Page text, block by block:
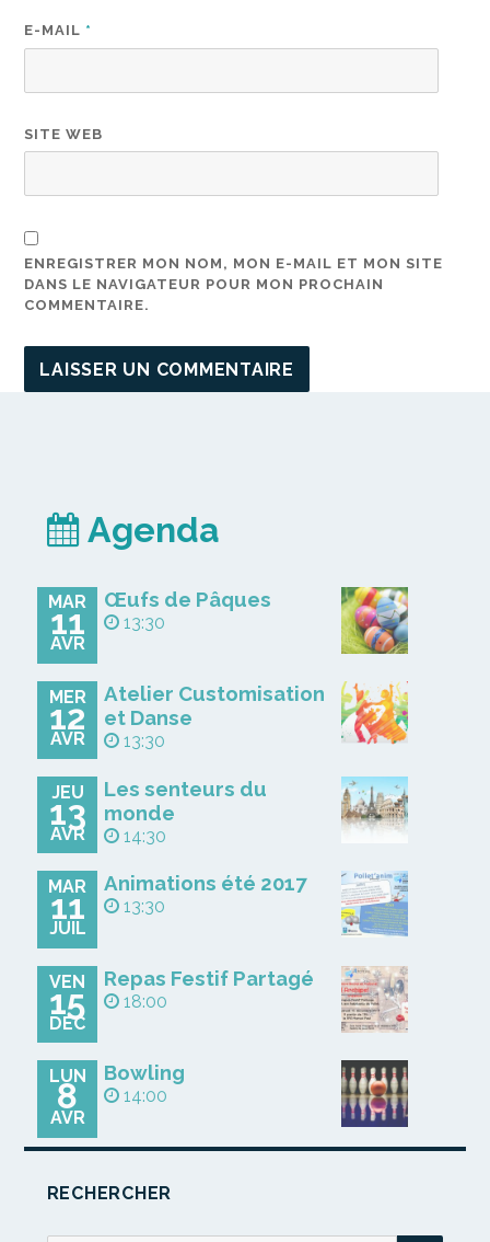
E-MAIL *
SITE WEB
ENREGISTRER MON NOM, MON E-MAIL ET MON SITE
DANS LE NAVIGATEUR POUR MON PROCHAIN
COMMENTAIRE.
Agenda
MAR
11
AVR
Œufs de Pâques
13:30
MER
12
AVR
Atelier Customisation
et Danse
13:30
JEU
13
AVR
Les senteurs du
monde
14:30
MAR
11
JUIL
Animations été 2017
13:30
VEN
15
DÉC
Repas Festif Partagé
18:00
LUN
8
AVR
Bowling
14:00
RECHERCHER